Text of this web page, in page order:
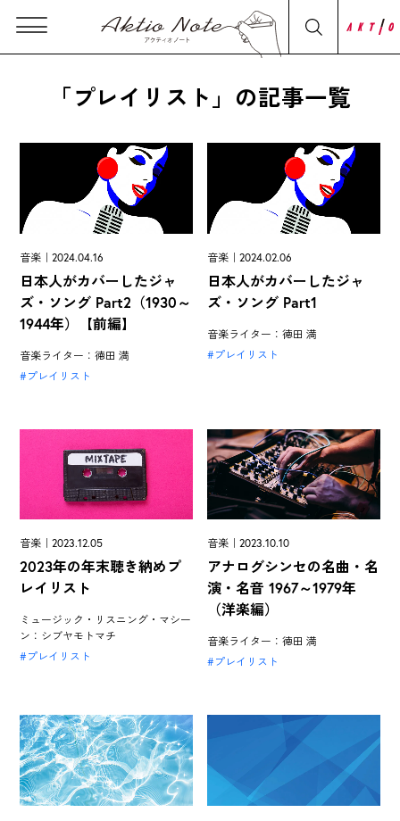
「プレイリスト」の記事一覧
音楽｜2024.04.16
日本人がカバーしたジャ
ズ・ソング Part2（1930～
1944年）【前編】
音楽ライター：徳田 満
プレイリスト
音楽｜2024.02.06
日本人がカバーしたジャ
ズ・ソング Part1
音楽ライター：徳田 満
プレイリスト
音楽｜2023.12.05
2023年の年末聴き納めプ
レイリスト
ミュージック・リスニング・マシー
ン：シブヤモトマチ
プレイリスト
音楽｜2023.10.10
アナログシンセの名曲・名
演・名音 1967～1979年
（洋楽編）
音楽ライター：徳田 満
プレイリスト